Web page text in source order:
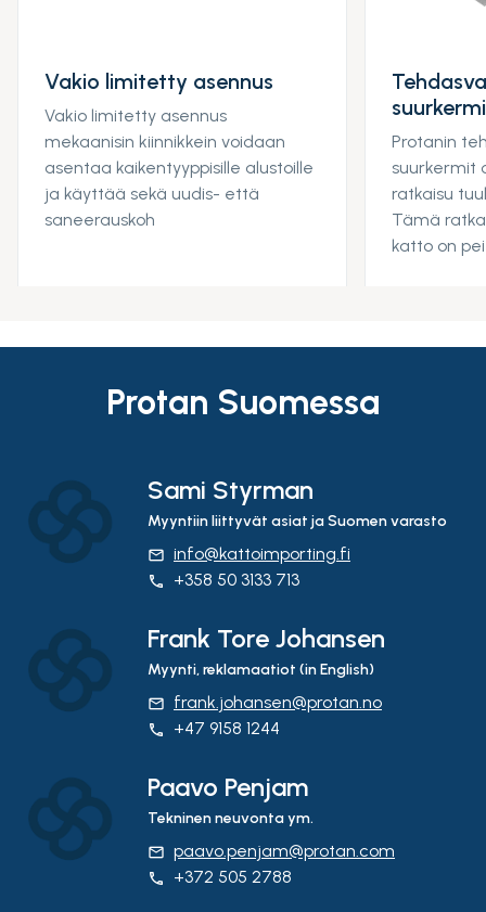
Vakio limitetty asennus
Vakio limitetty asennus
mekaanisin kiinnikkein voidaan
asentaa kaikentyyppisille alustoille
ja käyttää sekä uudis- että
saneerauskoh
Protanin
suurkermit
ratkaisu
Tämä
katto on
Protan Suomessa
Sami Styrman
Myyntiin liittyvät asiat ja Suomen varasto
email info@kattoimporting.fi
phone +358 50 3133 713
Frank Tore Johansen
Myynti, reklamaatiot (in English)
email frank.johansen@protan.no
phone +47 9158 1244
Paavo Penjam
Tekninen neuvonta ym.
email paavo.penjam@protan.com
phone +372 505 2788